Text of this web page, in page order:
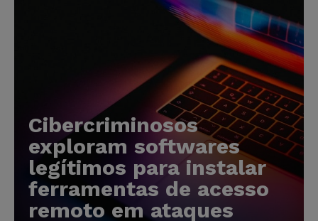
Cibercriminosos
exploram softwares
legítimos para instalar
ferramentas de acesso
remoto em ataques